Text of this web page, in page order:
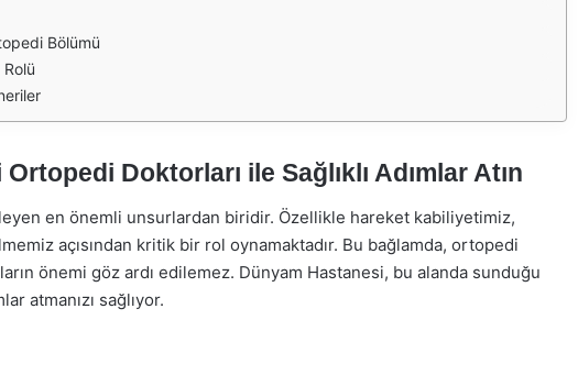
Bölümü
Doktorları ile Sağlıklı Adımlar Atın
en önemli unsurlardan biridir. Özellikle hareket kabiliyetimiz,
açısından kritik bir rol oynamaktadır. Bu bağlamda, ortopedi
önemi göz ardı edilemez. Dünyam Hastanesi, bu alanda sunduğu
atmanızı sağlıyor.